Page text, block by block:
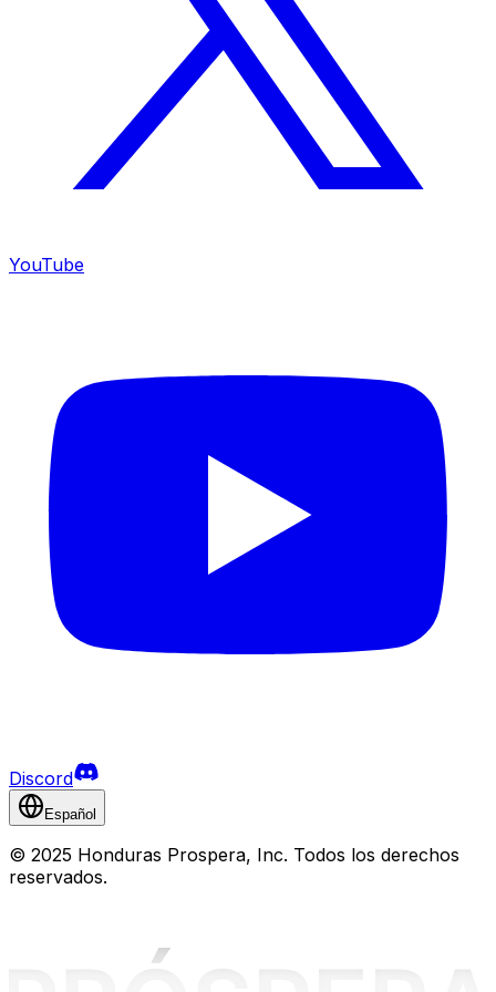
YouTube
Discord
Español
© 2025 Honduras Prospera, Inc. Todos los derechos
reservados.